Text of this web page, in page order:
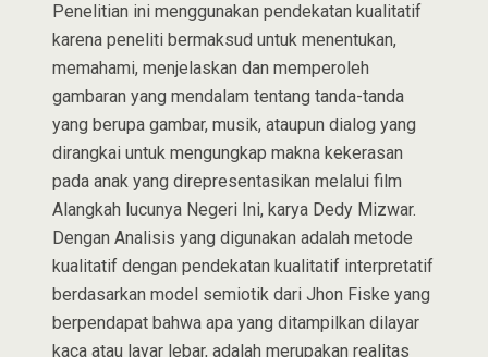
Penelitian ini menggunakan pendekatan kualitatif
karena peneliti bermaksud untuk menentukan,
memahami, menjelaskan dan memperoleh
gambaran yang mendalam tentang tanda-tanda
yang berupa gambar, musik, ataupun dialog yang
dirangkai untuk mengungkap makna kekerasan
pada anak yang direpresentasikan melalui film
Alangkah lucunya Negeri Ini, karya Dedy Mizwar.
Dengan Analisis yang digunakan adalah metode
kualitatif dengan pendekatan kualitatif interpretatif
berdasarkan model semiotik dari Jhon Fiske yang
berpendapat bahwa apa yang ditampilkan dilayar
kaca atau layar lebar, adalah merupakan realitas